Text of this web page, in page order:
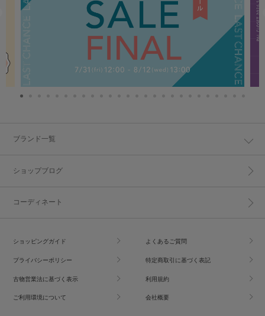
ブランド一覧
ショップブログ
コーディネート
ショッピングガイド よくあるご質問
プライバシーポリシー 特定商取引に基づく表記
古物営業法に基づく表示 利用規約
ご利用環境について 会社概要